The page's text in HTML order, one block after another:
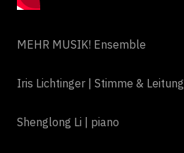
MEHR MUSIK! Ensemble
Iris Lichtinger | Stimme & Leitung
Shenglong Li | piano